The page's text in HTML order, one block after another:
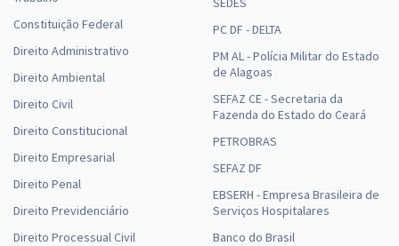
Constituição Federal
Direito Administrativo
Direito Ambiental
Direito Civil
Direito Constitucional
Direito Empresarial
Direito Penal
Direito Previdenciário
Direito Processual Civil
PC DF - DELTA
PM AL - Polícia Militar do Estado
de Alagoas
SEFAZ CE - Secretaria da
Fazenda do Estado do Ceará
PETROBRAS
SEFAZ DF
EBSERH - Empresa Brasileira de
Serviços Hospitalares
Banco do Brasil